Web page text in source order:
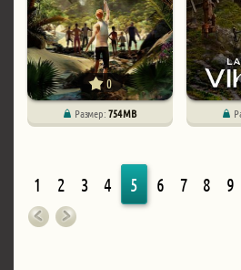
0
Размер:754 MB
1 2 3 4 5 6 7 8 9